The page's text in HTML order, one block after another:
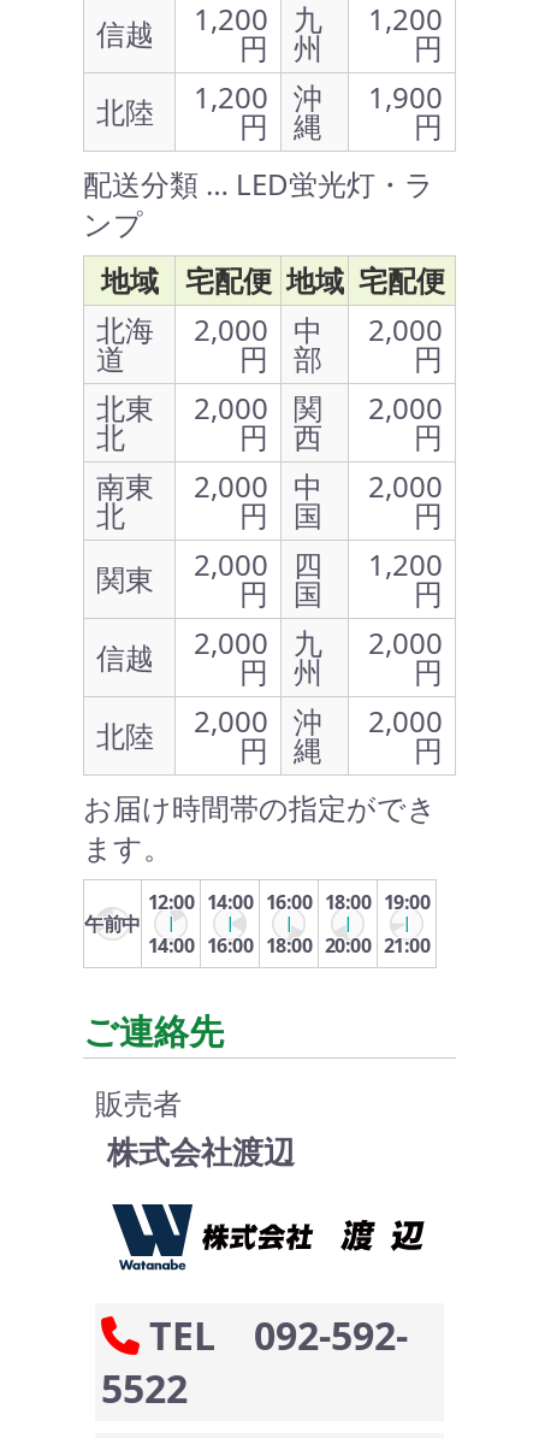
信越
1,200
円
九
州
1,200
円
北陸
1,200
円
沖
縄
1,900
円
配送分類 … LED蛍光灯・ラ
ンプ
地域
宅配便 地域 宅配便
北海
道
2,000
円
中
部
2,000
円
北東
北
2,000
円
関
西
2,000
円
南東
北
2,000
円
中
国
2,000
円
関東
2,000
円
四
国
1,200
円
信越
2,000
円
九
州
2,000
円
北陸
2,000
円
沖
縄
2,000
円
お届け時間帯の指定ができ
ます。
午前中
12:00
14:00
14:00
16:00
16:00
18:00
18:00
20:00
19:00
21:00
ご連絡先
販売者
株式会社渡辺
TEL 092-592-
5522